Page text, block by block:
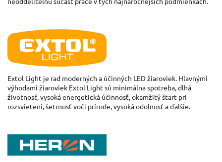
Extol Light je rad moderných a účinných LEDžiaroviek. Hlavnými
výhodami žiaroviek Extol Light sú minimálna spotreba,dlhá
životnosť, vysokáenergetická účinnosť,okamžitýštart pri
rozsvietení,šetrnosť voči prírode,vysoká odolnosť aďalšie.